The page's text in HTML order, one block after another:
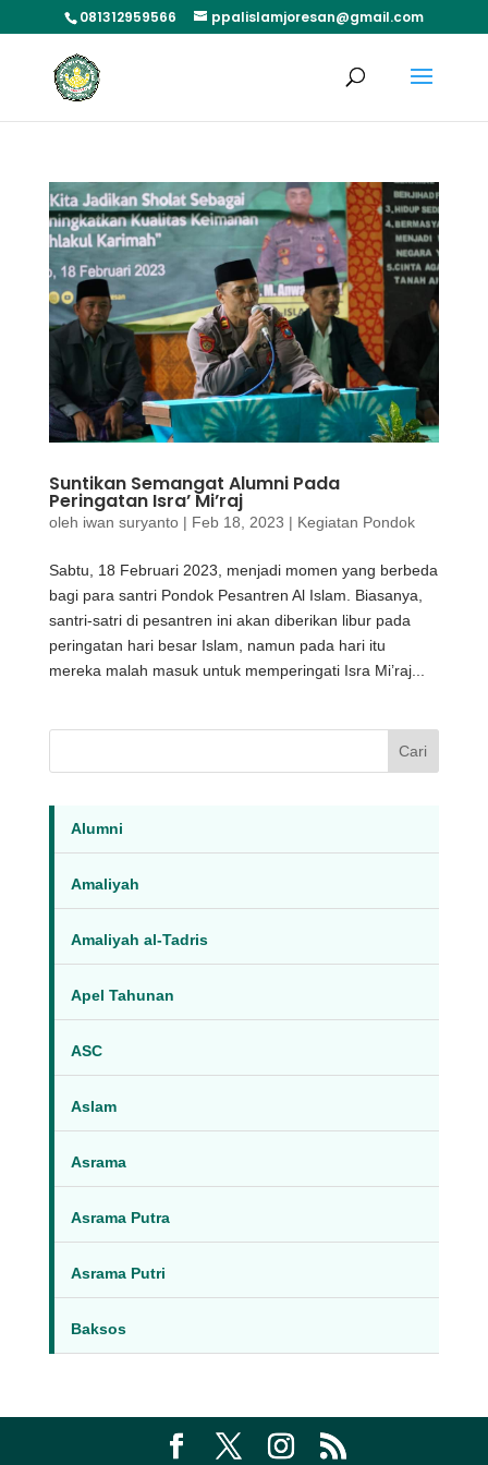
081312959566 ppalislamjoresan@gmail.com
Suntikan Semangat Alumni Pada
Peringatan Isra’ Mi’raj
oleh iwan suryanto| Feb 18, 2023 | Kegiatan Pondok
Sabtu, 18 Februari 2023, menjadi momen yang berbeda
bagi para santri Pondok Pesantren Al Islam. Biasanya,
santri-satri di pesantren ini akan diberikan libur pada
peringatan hari besar Islam, namun pada hari itu
mereka malah masuk untuk memperingati Isra Mi’raj...
Cari
Alumni
Amaliyah
Amaliyah al-Tadris
Apel Tahunan
ASC
Aslam
Asrama
Asrama Putra
Asrama Putri
Baksos